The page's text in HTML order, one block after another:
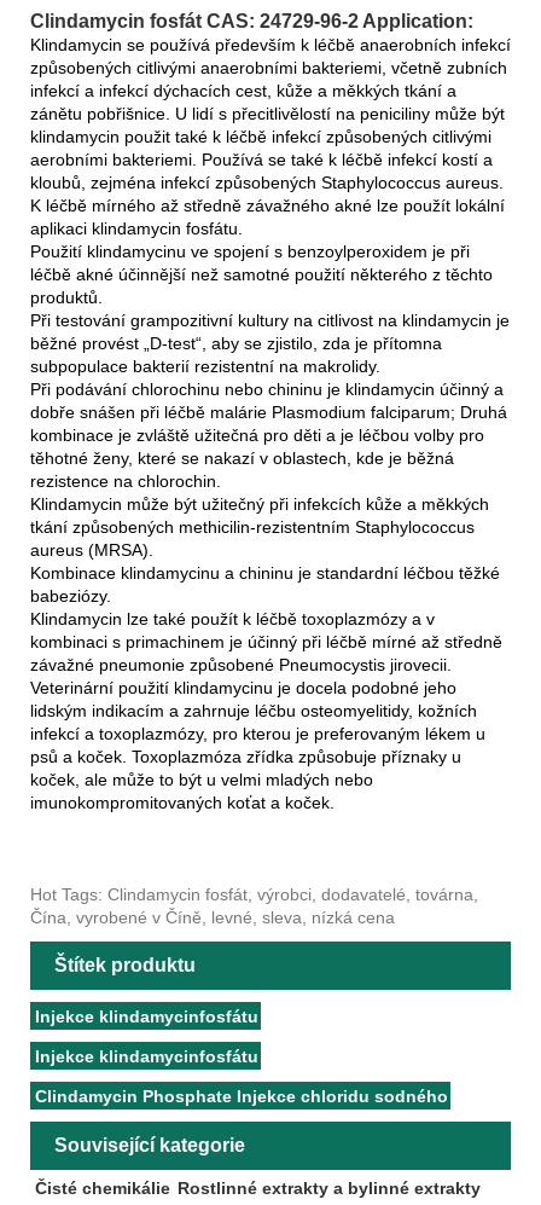
Clindamycin fosfát CAS: 24729-96-2 Application:
Klindamycin se používá především k léčbě anaerobních infekcí
způsobených citlivými anaerobními bakteriemi, včetně zubních
infekcí a infekcí dýchacích cest, kůže a měkkých tkání a
zánětu pobřišnice. U lidí s přecitlivělostí na peniciliny může být
klindamycin použit také k léčbě infekcí způsobených citlivými
aerobními bakteriemi. Používá se také k léčbě infekcí kostí a
kloubů, zejména infekcí způsobených Staphylococcus aureus.
K léčbě mírného až středně závažného akné lze použít lokální
aplikaci klindamycin fosfátu.
Použití klindamycinu ve spojení s benzoylperoxidem je při
léčbě akné účinnější než samotné použití některého z těchto
produktů.
Při testování grampozitivní kultury na citlivost na klindamycin je
běžné provést „D-test“, aby se zjistilo, zda je přítomna
subpopulace bakterií rezistentní na makrolidy.
Při podávání chlorochinu nebo chininu je klindamycin účinný a
dobře snášen při léčbě malárie Plasmodium falciparum; Druhá
kombinace je zvláště užitečná pro děti a je léčbou volby pro
těhotné ženy, které se nakazí v oblastech, kde je běžná
rezistence na chlorochin.
Klindamycin může být užitečný při infekcích kůže a měkkých
tkání způsobených methicilin-rezistentním Staphylococcus
aureus (MRSA).
Kombinace klindamycinu a chininu je standardní léčbou těžké
babeziózy.
Klindamycin lze také použít k léčbě toxoplazmózy a v
kombinaci s primachinem je účinný při léčbě mírné až středně
závažné pneumonie způsobené Pneumocystis jirovecii.
Veterinární použití klindamycinu je docela podobné jeho
lidským indikacím a zahrnuje léčbu osteomyelitidy, kožních
infekcí a toxoplazmózy, pro kterou je preferovaným lékem u
psů a koček. Toxoplazmóza zřídka způsobuje příznaky u
koček, ale může to být u velmi mladých nebo
imunokompromitovaných koťat a koček.
Hot Tags: Clindamycin fosfát, výrobci, dodavatelé, továrna,
Čína, vyrobené v Číně, levné, sleva, nízká cena
Štítek produktu
Injekce klindamycinfosfátu
Injekce klindamycinfosfátu
Clindamycin Phosphate Injekce chloridu sodného
Související kategorie
Čisté chemikálie Rostlinné extrakty a bylinné extrakty